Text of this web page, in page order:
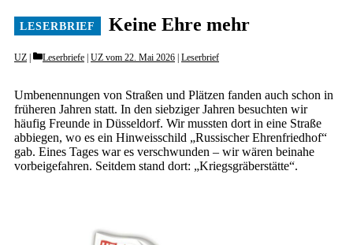
Keine Ehre mehr
UZ Categories
Leserbriefe UZ vom 22. Mai 2026 Leserbrief
Umbenennungen von Straßen und Plätzen fanden auch schon in
früheren Jahren statt. In den siebziger Jahren besuchten wir
häufig Freunde in Düsseldorf. Wir mussten dort in eine Straße
abbiegen, wo es ein Hinweisschild „Russischer Ehrenfriedhof“
gab. Eines Tages war es verschwunden – wir wären beinahe
vorbeigefahren. Seitdem stand dort: „Kriegsgräberstätte“.